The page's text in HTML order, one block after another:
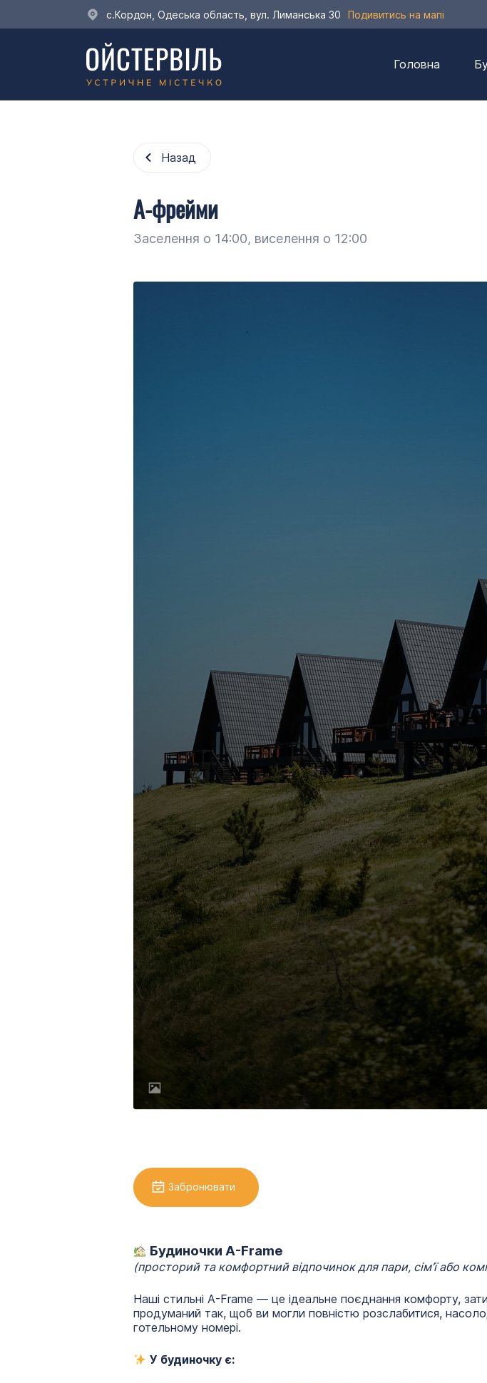
c.Кордон, Одеська область, вул. Лиманська 30 Подивитись на мапі
Головна
Назад
А-фрейми
Заселення о 14:00, виселення о 12:00
Забронювати
Будиночки A-Frame
(просторий та комфортний відпочинок для пари, сім’ї або
Наші стильні A-Frame — це ідеальне поєднання комфорту,
продуманий так, щоб ви могли повністю розслабитися,
готельному номері.
У будиночку є: